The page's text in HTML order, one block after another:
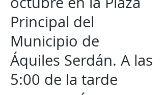
Principal del
Municipio de
Áquiles Serdán. A las
5:00 de la tarde